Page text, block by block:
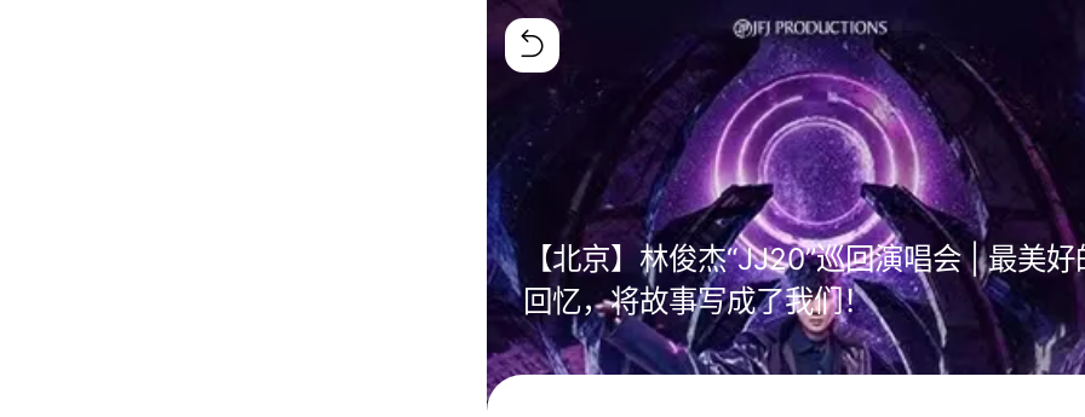
【北京】林俊杰“JJ20”巡回演唱会 | 最美好
回忆，将故事写成了我们！